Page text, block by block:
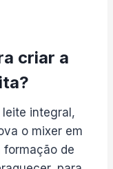
criar a
leite integral,
o mixer em
formação de